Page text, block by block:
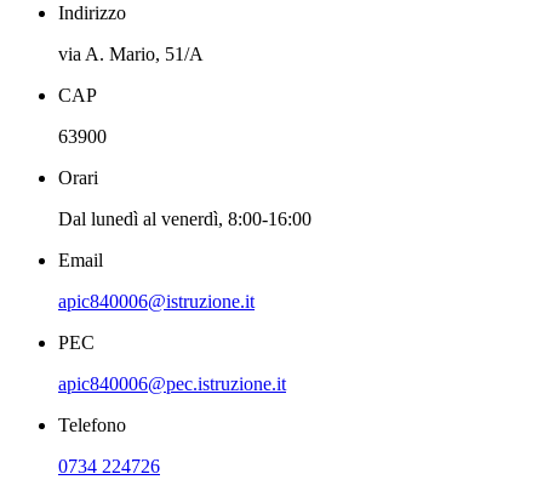
Indirizzo
via A. Mario, 51/A
CAP
63900
Orari
Dal lunedì al venerdì, 8:00-16:00
Email
apic840006@istruzione.it
PEC
apic840006@pec.istruzione.it
Telefono
0734 224726